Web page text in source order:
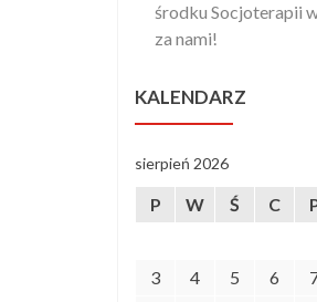
środku Socjoterapii
za nami!
KALENDARZ
sierpień 2026
P W Ś C
3
4 5 6